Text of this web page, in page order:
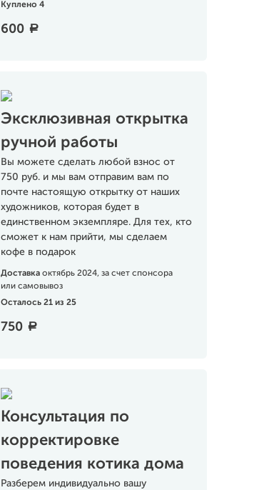
Куплено 4
600 a
Эксклюзивная открытка
ручной работы
Вы можете сделать любой взнос от
750 руб. и мы вам отправим вам по
почте настоящую открытку от наших
художников, которая будет в
единственном экземпляре. Для тех, кто
сможет к нам прийти, мы сделаем
кофе в подарок
Доставка октябрь 2024, за счет спонсора
или самовывоз
Осталось 21 из 25
750 a
Консультация по
корректировке
поведения котика дома
Разберем индивидуально вашу